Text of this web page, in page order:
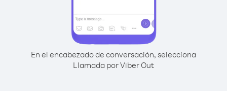
En el encabezado de conversación, selecciona
Llamada por Viber Out